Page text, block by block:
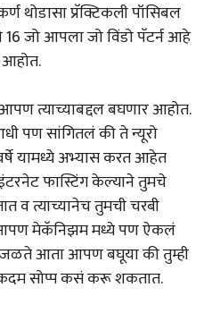
थोडासा प्रॅक्टिकली पॉसिबल
जो आपला जो विंडो पॅटर्न आहे
त्याच्याबद्दल बघणार आहोत.
पण सांगितलं की ते न्यूरो
यामध्ये अभ्यास करत आहेत
फास्टिंग केल्याने तुमचे
व त्याच्यानेच तुमची चरबी
मेकॅनिझम मध्ये पण ऐकलं
आता आपण बघूया की तुम्ही
सोप्प कसं करू शकतात.